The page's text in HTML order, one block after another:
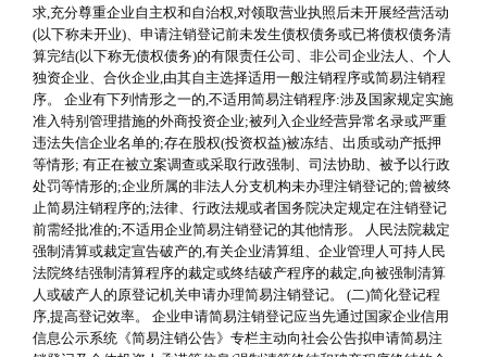
求,充分尊重企业自主权和自治权,对领取营业执照后未开展经营活动
(以下称未开业)、申请注销登记前未发生债权债务或已将债权债务清
算完结(以下称无债权债务)的有限责任公司、非公司企业法人、个人
独资企业、合伙企业,由其自主选择适用一般注销程序或简易注销程
序。 企业有下列情形之一的,不适用简易注销程序:涉及国家规定实施
准入特别管理措施的外商投资企业;被列入企业经营异常名录或严重
违法失信企业名单的;存在股权(投资权益)被冻结、出质或动产抵押
等情形; 有正在被立案调查或采取行政强制、司法协助、被予以行政
处罚等情形的;企业所属的非法人分支机构未办理注销登记的;曾被终
止简易注销程序的;法律、行政法规或者国务院决定规定在注销登记
前需经批准的;不适用企业简易注销登记的其他情形。 人民法院裁定
强制清算或裁定宣告破产的,有关企业清算组、企业管理人可持人民
法院终结强制清算程序的裁定或终结破产程序的裁定,向被强制清算
人或破产人的原登记机关申请办理简易注销登记。 (二)简化登记程
序,提高登记效率。 企业申请简易注销登记应当先通过国家企业信用
信息公示系统《简易注销公告》专栏主动向社会公告拟申请简易注